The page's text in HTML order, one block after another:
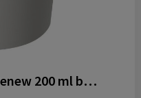
Americano® Switch Renew 200 ml beker met deksel